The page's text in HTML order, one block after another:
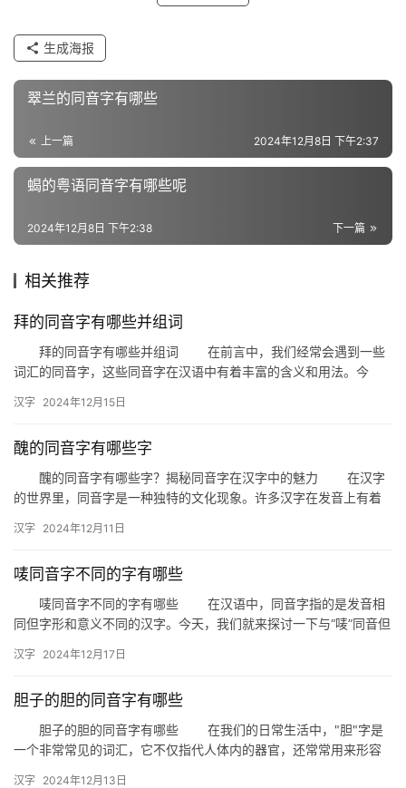
字
义
词
近
词
词
拼
生成海报
翠兰的同音字有哪些
上一篇 2024年12月8日 下午2:37
蝎的粤语同音字有哪些呢
下一篇
2024年12月8日 下午2:38
相关推荐
拜的同音字有哪些并组词
拜的同音字有哪些并组词 在前言中，我们经常会遇到一些
词汇的同音字，这些同音字在汉语中有着丰富的含义和用法。今
这…
汉字 2024年12月15日
醜的同音字有哪些字
醜的同音字有哪些字？揭秘同音字在汉字中的魅力 在汉字
的世界里，同音字是一种独特的文化现象。许多汉字在发音上有着
们就…
汉字 2024年12月11日
唛同音字不同的字有哪些
唛同音字不同的字有哪些 在汉语中，同音字指的是发音相
同但字形和意义不同的汉字。今天，我们就来探讨一下与“唛”同音但
汉字 2024年12月17日
胆子的胆的同音字有哪些
胆子的胆的同音字有哪些 在我们的日常生活中，"胆"字是
一个非常常见的词汇，它不仅指代人体内的器官，还常常用来形容
汉字 2024年12月13日